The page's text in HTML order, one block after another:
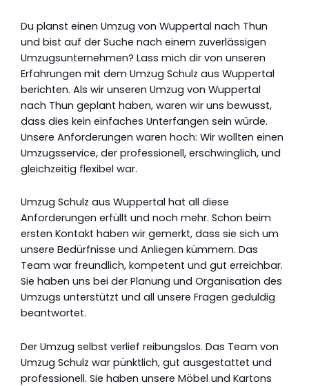
Du planst einen Umzug von Wuppertal nach Thun
und bist auf der Suche nach einem zuverlässigen
Umzugsunternehmen? Lass mich dir von unseren
Erfahrungen mit dem Umzug Schulz aus Wuppertal
berichten. Als wir unseren Umzug von Wuppertal
nach Thun geplant haben, waren wir uns bewusst,
dass dies kein einfaches Unterfangen sein würde.
Unsere Anforderungen waren hoch: Wir wollten einen
Umzugsservice, der professionell, erschwinglich, und
gleichzeitig flexibel war.
Umzug Schulz aus Wuppertal hat all diese
Anforderungen erfüllt und noch mehr. Schon beim
ersten Kontakt haben wir gemerkt, dass sie sich um
unsere Bedürfnisse und Anliegen kümmern. Das
Team war freundlich, kompetent und gut erreichbar.
Sie haben uns bei der Planung und Organisation des
Umzugs unterstützt und all unsere Fragen geduldig
beantwortet.
Der Umzug selbst verlief reibungslos. Das Team von
Umzug Schulz war pünktlich, gut ausgestattet und
professionell. Sie haben unsere Möbel und Kartons